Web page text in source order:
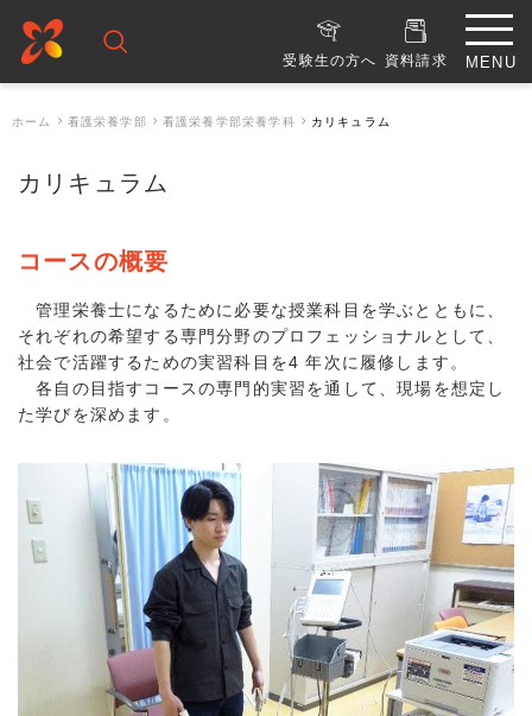
受験生の方へ 資料請求
ホーム 看護栄養学部 看護栄養学部栄養学科 カリキュラム
カリキュラム
コースの概要
管理栄養士になるために必要な授業科目を学ぶとともに、
それぞれの希望する専門分野のプロフェッショナルとして、
社会で活躍するための実習科目を4 年次に履修します。
各自の目指すコースの専門的実習を通して、現場を想定し
た学びを深めます。